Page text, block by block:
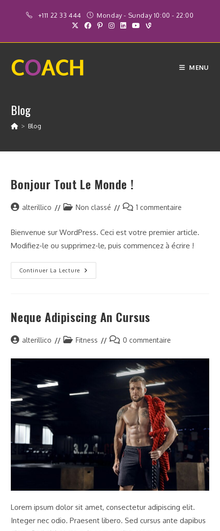
+111 22 33 444 Monday - Sunday 10:00 - 22:00
MENU
Blog
> Blog
Bonjour Tout Le Monde !
Auteur/autrice
publication :
alterillico
PostNon classé
Commentaires
publication :
1 commentaire
Bienvenue sur WordPress. Ceci est votre premier article.
Modifiez-le ou supprimez-le, puis commencez à écrire !
Continuer La Lecture
Bonjour
Tout
Neque Adipiscing An Cursus
Auteur/autrice
la
alterillico
PostFitness
Commentaires
la
publication :
0 commentaire
Lorem ipsum dolor sit amet, consectetur adipiscing elit.
Integer nec odio. Praesent libero. Sed cursus ante dapibus